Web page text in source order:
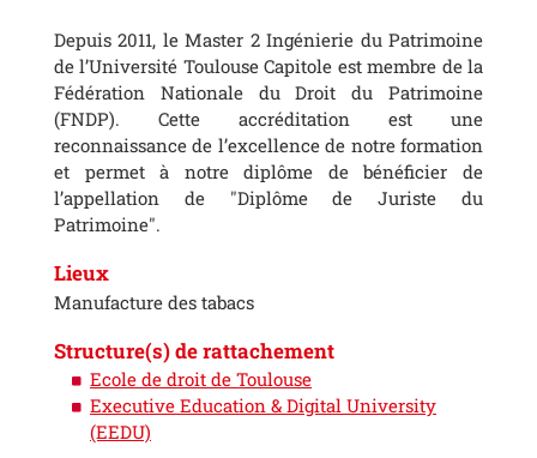
Depuis 2011, le Master 2 Ingénierie du Patrimoine
de l’Université Toulouse Capitole est membre de la
Fédération Nationale du Droit du Patrimoine
(FNDP). Cette accréditation est une
reconnaissance de l’excellence de notre formation
et permet à notre diplôme de bénéficier de
l’appellation de "Diplôme de Juriste du
Patrimoine".
Lieux
Manufacture des tabacs
Structure(s) de rattachement
Ecole de droit de Toulouse
Executive Education & Digital University
(EEDU)